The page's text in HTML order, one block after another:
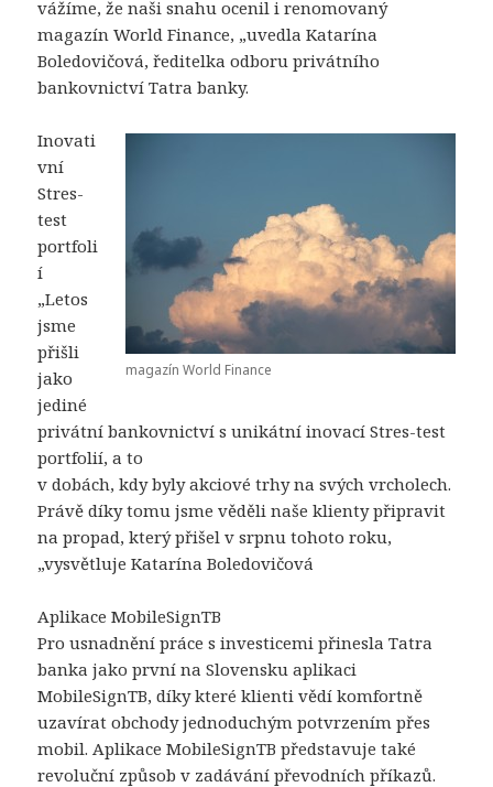
vážíme, že naši snahu ocenil i renomovaný
magazín World Finance, „uvedla Katarína
Boledovičová, ředitelka odboru privátního
bankovnictví Tatra banky.
magazín World Finance
Inovati
vní
Stres-
test
portfoli
í
„Letos
jsme
přišli
jako
jediné
privátní bankovnictví s unikátní inovací Stres-test
portfolií, a to
v dobách, kdy byly akciové trhy na svých vrcholech.
Právě díky tomu jsme věděli naše klienty připravit
na propad, který přišel v srpnu tohoto roku,
„vysvětluje Katarína Boledovičová
Aplikace MobileSignTB
Pro usnadnění práce s investicemi přinesla Tatra
banka jako první na Slovensku aplikaci
MobileSignTB, díky které klienti vědí komfortně
uzavírat obchody jednoduchým potvrzením přes
mobil. Aplikace MobileSignTB představuje také
revoluční způsob v zadávání převodních příkazů.